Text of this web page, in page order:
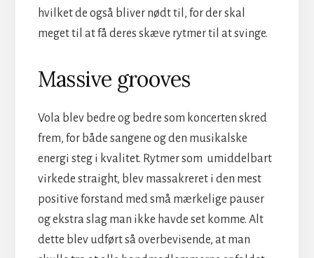
hvilket de også bliver nødt til, for der skal
meget til at få deres skæve rytmer til at svinge.
Massive grooves
Vola blev bedre og bedre som koncerten skred
frem, for både sangene og den musikalske
energi steg i kvalitet. Rytmer som umiddelbart
virkede straight, blev massakreret i den mest
positive forstand med små mærkelige pauser
og ekstra slag man ikke havde set komme. Alt
dette blev udført så overbevisende, at man